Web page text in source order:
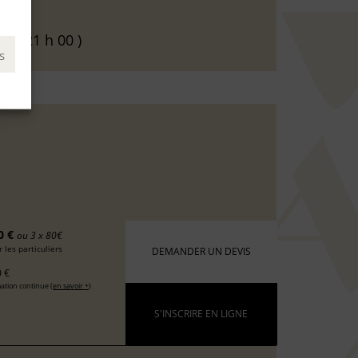
- 21 h 00 )
€ ou 3 x 80€
les particuliers
€
continue (en savoir +)
DEMANDER UN DEVIS
S'INSCRIRE EN LIGNE